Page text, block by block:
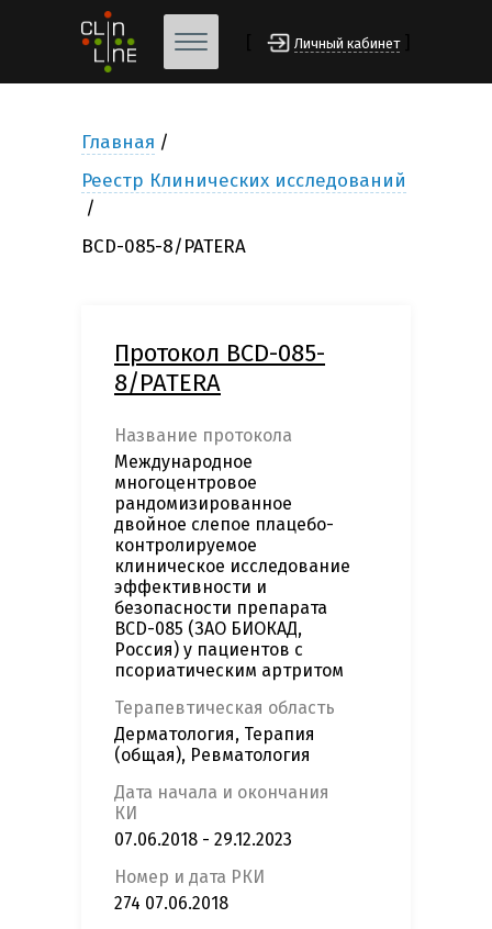
Личный кабинет
Главная
Реестр Клинических исследований
BCD-085-8/PATERA
Протокол BCD-085-
8/PATERA
Название протокола
Международное
многоцентровое
рандомизированное
двойное слепое плацебо-
контролируемое
клиническое исследование
эффективности и
безопасности препарата
BCD-085 (ЗАО БИОКАД,
Россия) у пациентов с
псориатическим артритом
Терапевтическая область
Дерматология, Терапия
(общая), Ревматология
Дата начала и окончания
КИ
07.06.2018 - 29.12.2023
Номер и дата РКИ
274 07.06.2018